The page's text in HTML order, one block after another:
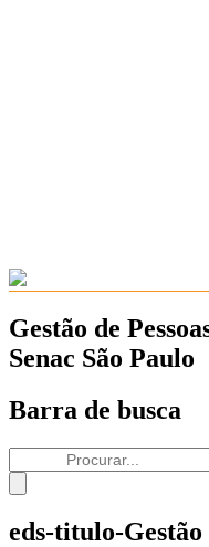
Gestão de
Senac São Paulo
Barra de busca
eds-titulo-Gestão